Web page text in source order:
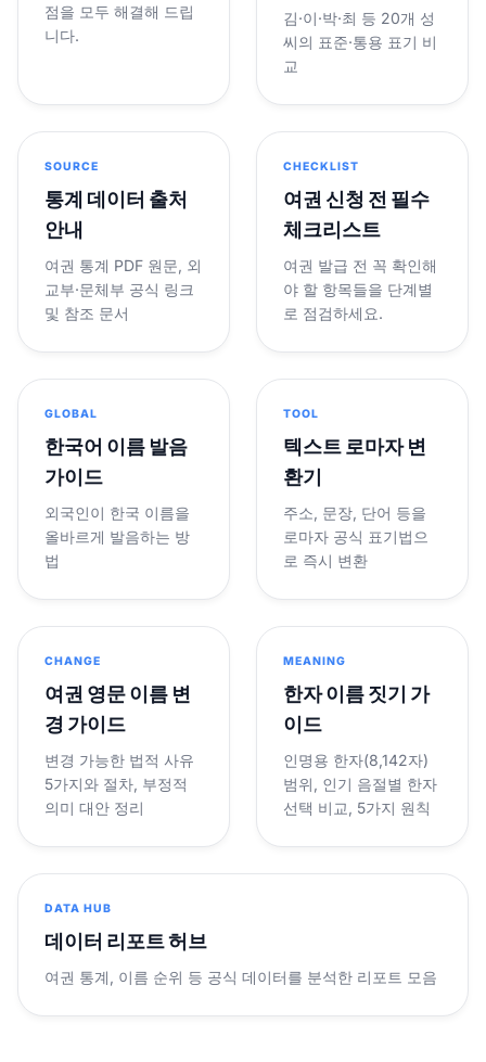
점을 모두 해결해 드립
니다.
김·이·박·최 등 20개 성
씨의 표준·통용 표기 비
교
SOURCE
통계 데이터 출처
안내
여권 통계 PDF 원문, 외
교부·문체부 공식 링크
및 참조 문서
CHECKLIST
여권 신청 전 필수
체크리스트
여권 발급 전 꼭 확인해
야 할 항목들을 단계별
로 점검하세요.
GLOBAL
한국어 이름 발음
가이드
외국인이 한국 이름을
올바르게 발음하는 방
법
TOOL
텍스트 로마자 변
환기
주소, 문장, 단어 등을
로마자 공식 표기법으
로 즉시 변환
CHANGE
여권 영문 이름 변
경 가이드
변경 가능한 법적 사유
5가지와 절차, 부정적
의미 대안 정리
MEANING
한자 이름 짓기 가
이드
인명용 한자(8,142자)
범위, 인기 음절별 한자
선택 비교, 5가지 원칙
DATA HUB
데이터 리포트 허브
여권 통계, 이름 순위 등 공식 데이터를 분석한 리포트 모음